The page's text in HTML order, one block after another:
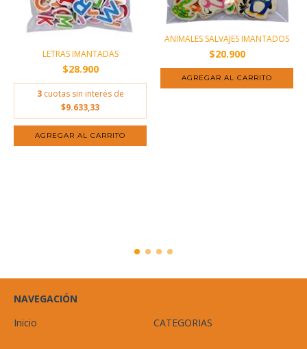
LETRAS IMANTADAS
$28.900
3 cuotas sin interés de
$9.633,33
ANIMALES SALVAJES IMANTADOS
$20.900
NAVEGACIÓN
Inicio
CATEGORIAS